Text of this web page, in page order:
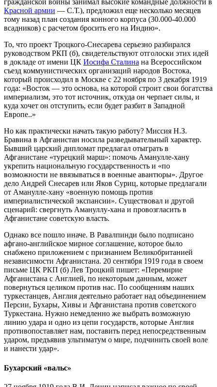
гражданской войны занимал высокие командные должности в
Красной армии — С.Т.), предложил еще несколько месяцев
тому назад план создания конного корпуса (30.000-40.000
всадников) с расчетом бросить его на Индию».
То, что проект Троцкого-Снесарева серьезно разбирался
руководством РКП (б), свидетельствуют отголоски этих идей
в докладе от имени ЦК Иосифа Сталина на Всероссийском
съезд коммунистических организаций народов Востока,
который происходил в Москве с 22 ноября по 3 декабря 1919
года: «Восток — это основа, на которой строит свои богатства
империализм, это тот источник, откуда он черпает силы, и
куда хочет он отступить, если будет разбит в Западной
Европе..»
Но как практически начать такую работу? Миссия Н.З.
Бравина в Афганистан носила разведывательный характер.
Бывший царский дипломат предлагал отыграть в
Афганистане «турецкий марш»: помочь Аманулле-хану
укрепить национальную государственность и «по
возможности не ввязываться в военные авантюры». Другое
дело Андрей Снесарев или Яков Суриц, которые предлагали
от Аманулле-хану «военную помощь против
империалистической экспансии». Существовал и другой
сценарий: свергнуть Амануллу-хана и провозгласить в
Афганистане советскую власть.
Однако все пошло иначе. В Равалпинди было подписано
афгано-английское мирное соглашение, которое было
снабжено приложением с признанием Великобританией
независимости Афганистана. 20 сентября 1919 года в своем
письме ЦК РКП (б) Лев Троцкий пишет: «Перемирие
Афганистана с Англией, по некоторым данным, может
повернуться целиком против нас. По сообщениям наших
туркестанцев, Англия деятельно работает над объединением
Персии, Бухары, Хивы и Афганистана против советского
Туркестана. Нужно немедленно же выбрать возможную
линию удара и одно из цепи государств, которые Англия
противопоставляет нам, поставить перед непосредственным
ударом, предъявив ультиматум о мире, подчинить своей воле
и нанести удар».
Бухарский «вальс»